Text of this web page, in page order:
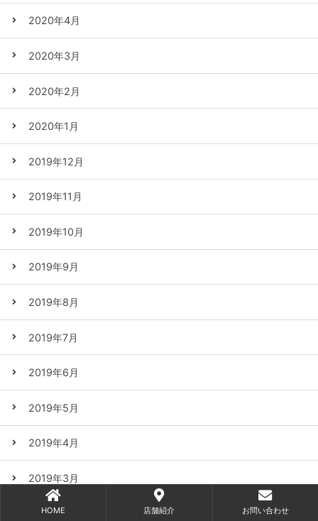
2020年4月
2020年3月
2020年2月
2020年1月
2019年12月
2019年11月
2019年10月
2019年9月
2019年8月
2019年7月
2019年6月
2019年5月
2019年4月
2019年3月
2019年2月
HOME 店舗紹介 お問い合わせ